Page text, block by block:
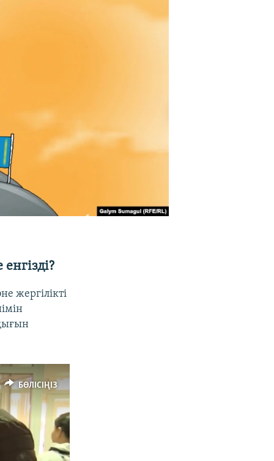
жергілікті
БӨЛІСІҢІЗ